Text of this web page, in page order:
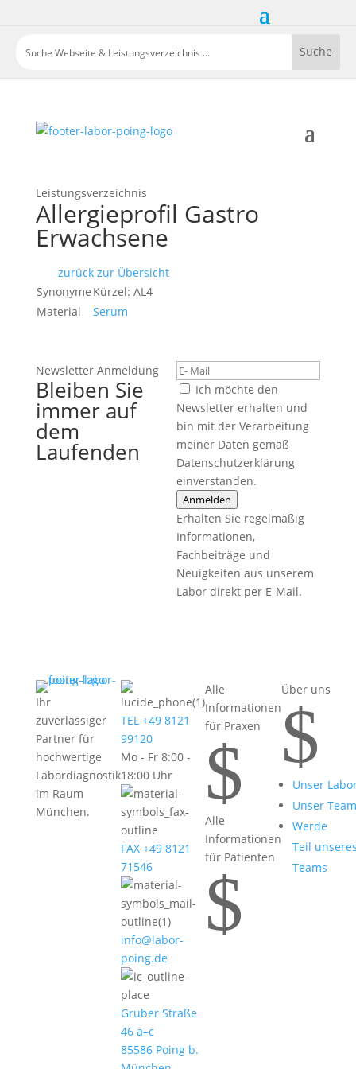
Leistungsverzeichnis
Allergieprofil Gastro
Erwachsene
zurück zur Übersicht
Synonyme Kürzel: AL4
Material
Serum
Newsletter Anmeldung
Bleiben Sie
immer auf
dem
Laufenden
Ich möchte den
Newsletter erhalten und
bin mit der Verarbeitung
meiner Daten gemäß
Datenschutzerklärung
einverstanden.
Anmelden
Erhalten Sie regelmäßig
Informationen,
Fachbeiträge und
Neuigkeiten aus unserem
Labor direkt per E-Mail.
Ihr
zuverlässiger
Partner für
hochwertige
Labordiagnostik
im Raum
München.
TEL +49 8121
99120
Mo - Fr 8:00 -
18:00 Uhr
FAX +49 8121
71546
info@labor-
poing.de
Gruber Straße
46 a–c
85586 Poing b.
Alle
Informationen
für Praxen
$
Alle
Informationen
für Patienten
$
Über uns
$
Unser
Unser Team
Werde
Teil
Teams